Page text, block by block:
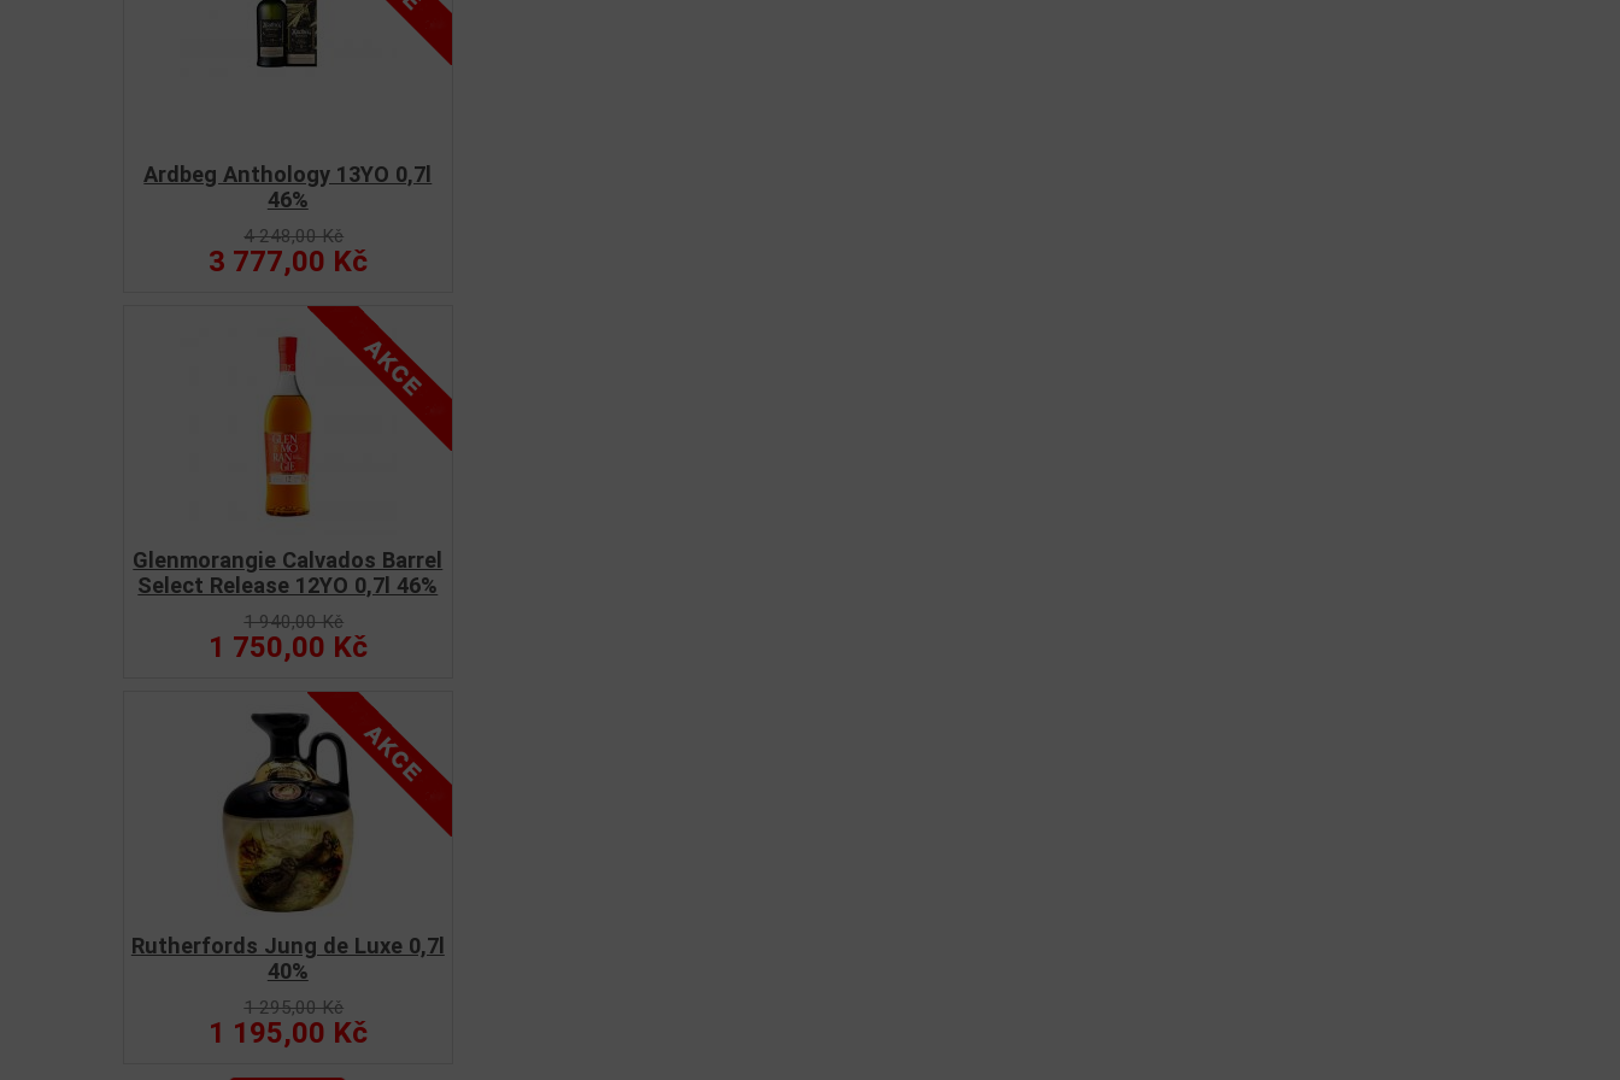
Ardbeg Anthology 13YO 0,7l
46%
4 248,00 Kč
3 777,00 Kč
Glenmorangie Calvados Barrel
Select Release 12YO 0,7l 46%
1 940,00 Kč
1 750,00 Kč
Rutherfords Jung de Luxe 0,7l
40%
1 295,00 Kč
1 195,00 Kč